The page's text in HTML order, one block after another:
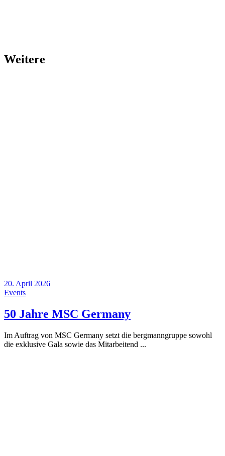
Weitere
20. April 2026
Events
50 Jahre MSC Germany
Im Auftrag von MSC Germany setzt die bergmanngruppe sowohl
die exklusive Gala sowie das Mitarbeitend